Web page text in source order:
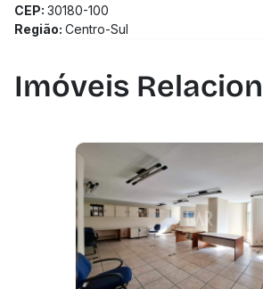
CEP: 30180-100
Região: Centro-Sul
Imóveis